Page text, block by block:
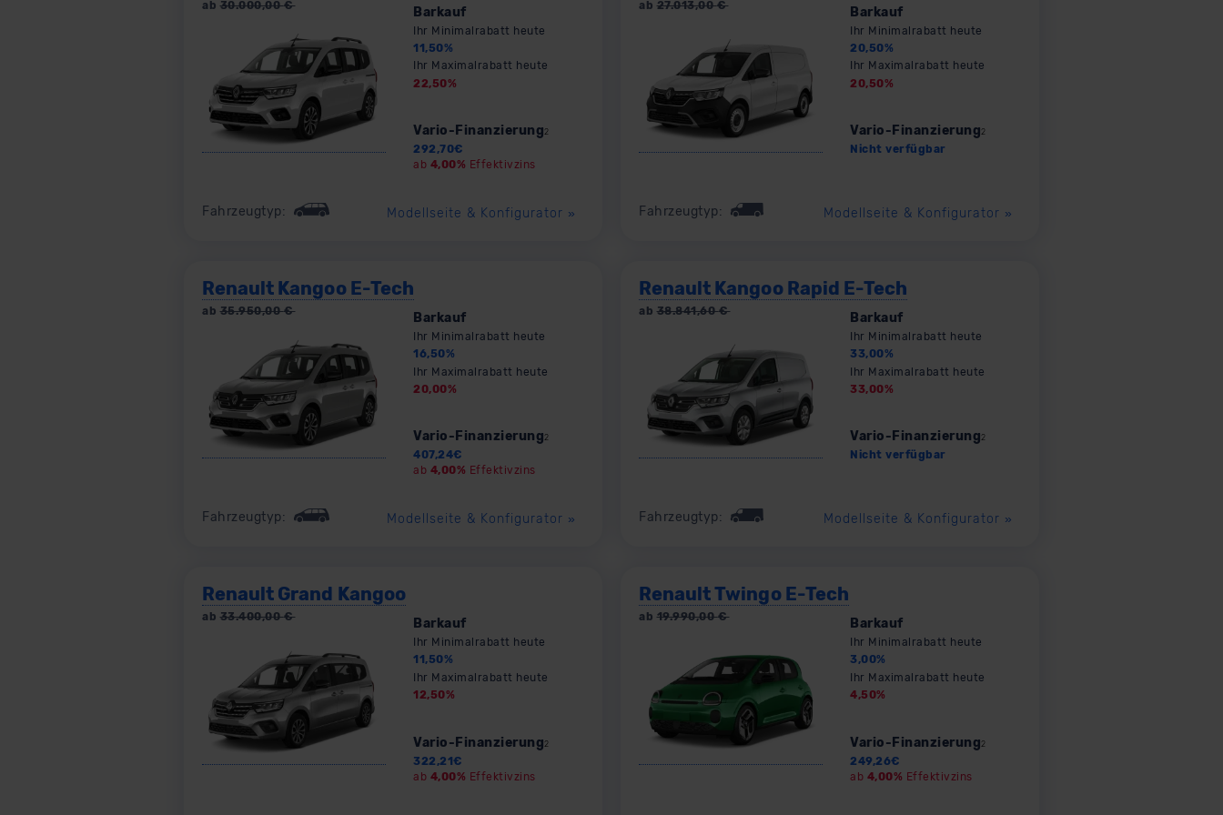
ab 30.000,00€ Barkauf
Ihr Minimalrabatt heute
11,50%
Ihr Maximalrabatt heute
22,50%
Vario-Finanzierung2
292,70€
ab 4,00% Effektivzins
Fahrzeugtyp: Modellseite & Konfigurator »
ab 27.013,00€ Barkauf
Ihr Minimalrabatt heute
20,50%
Ihr Maximalrabatt heute
20,50%
Vario-Finanzierung2
Nicht verfügbar
Fahrzeugtyp: Modellseite & Konfigurator »
Renault Kangoo E-Tech
ab 35.950,00€ Barkauf
Ihr Minimalrabatt heute
16,50%
Ihr Maximalrabatt heute
20,00%
Vario-Finanzierung2
407,24€
ab 4,00% Effektivzins
Fahrzeugtyp: Modellseite & Konfigurator »
Renault Kangoo Rapid E-Tech
ab 38.841,60€ Barkauf
Ihr Minimalrabatt heute
33,00%
Ihr Maximalrabatt heute
33,00%
Vario-Finanzierung2
Nicht verfügbar
Fahrzeugtyp: Modellseite & Konfigurator »
Renault Grand Kangoo
ab 33.400,00€ Barkauf
Ihr Minimalrabatt heute
11,50%
Ihr Maximalrabatt heute
12,50%
Vario-Finanzierung 2
322,21€
ab 4,00% Effektivzins
Renault Twingo E-Tech
ab 19.990,00€ Barkauf
Ihr Minimalrabatt heute
3,00%
Ihr Maximalrabatt heute
4,50%
Vario-Finanzierung 2
249,26€
ab 4,00% Effektivzins